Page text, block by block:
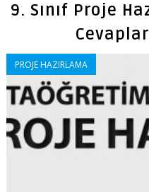
9. Sınıf Proje
PROJE HAZIRLAMA